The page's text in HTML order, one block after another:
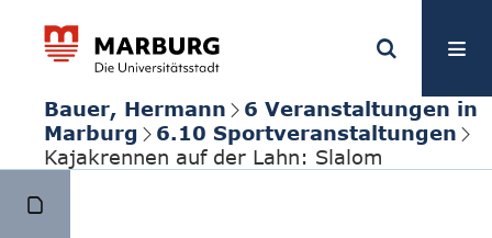
Bauer, Hermann
6 Veranstaltungen in
Marburg
6.10 Sportveranstaltungen
Kajakrennen auf der Lahn: Slalom